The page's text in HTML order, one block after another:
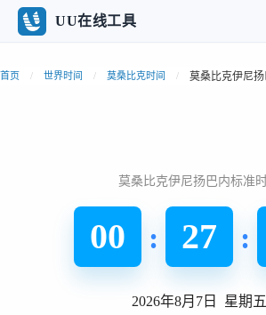
UU在线工具
首页 世界时间 莫桑比克时间 莫桑比克伊尼
莫桑比克伊尼扬巴内标准
00 : 27 :
2026年8月7日 星期五